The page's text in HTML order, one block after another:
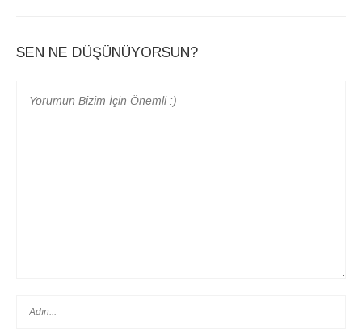
SEN NE DÜŞÜNÜYORSUN?